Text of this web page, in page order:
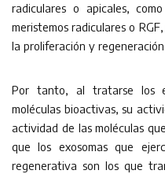
radiculares o apicales,
meristemos radiculares o
la proliferación y
Por tanto, al tratarse los
moléculas bioactivas, su
actividad de las moléculas
que los exosomas que
regenerativa son los que